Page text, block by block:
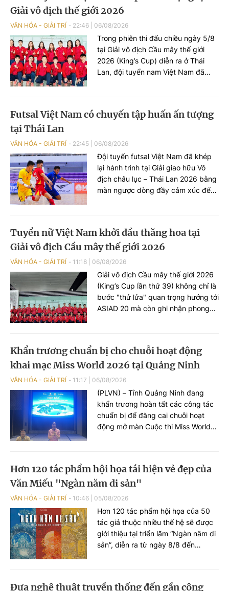
Giải vô địch thế giới 2026
VĂN HÓA - GIẢI TRÍ 22:46 06/08/2026
Trong phiên thi đấu chiều ngày 5/8
tại Giải vô địch Cầu mây thế giới
2026 (King’s Cup) diễn ra ở Thái
Lan, đội tuyển nam Việt Nam đã
Singapore và Iraq.
Futsal Việt Nam có chuyến tập huấn ấn tượng
tại Thái Lan
VĂN HÓA - GIẢI TRÍ 22:45 06/08/2026
Đội tuyển futsal Việt Nam đã khép
lại hành trình tại Giải giao hữu Vô
địch châu lục – Thái Lan 2026 bằng
màn ngược dòng đầy cảm xúc để
Tuyển nữ Việt Nam khởi đầu thăng hoa tại
Giải vô địch Cầu mây thế giới 2026
VĂN HÓA - GIẢI TRÍ 11:18 06/08/2026
Giải vô địch Cầu mây thế giới 2026
(King’s Cup lần thứ 39) không chỉ là
bước "thử lửa" quan trọng hướng tới
ASIAD 20 mà còn ghi nhận phong
Khẩn trương chuẩn bị cho chuỗi hoạt động
khai mạc Miss World 2026 tại Quảng Ninh
VĂN HÓA - GIẢI TRÍ 11:17 06/08/2026
(PLVN) – Tỉnh Quảng Ninh đang
khẩn trương hoàn tất các công tác
chuẩn bị để đăng cai chuỗi hoạt
động mở màn Cuộc thi Miss World
nhiên, văn hóa, con người, môi
trường đầu tư và tiềm năng phát
triển của Quảng Ninh tới bạn bè
Hơn 120 tác phẩm hội họa tái hiện vẻ đẹp của
Văn Miếu "Ngàn năm di sản"
VĂN HÓA - GIẢI TRÍ 10:46 05/08/2026
Hơn 120 tác phẩm hội họa của 50
tác giả thuộc nhiều thế hệ sẽ được
giới thiệu tại triển lãm “Ngàn năm di
sản”, diễn ra từ ngày 8/8 đến
Đưa nghệ thuật truyền thống đến gần công